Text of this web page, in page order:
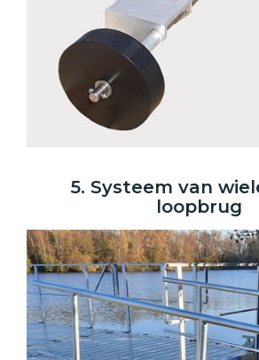
5. Systeem van
loopbrug